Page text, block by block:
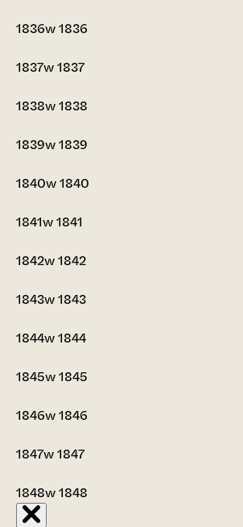
1836w1836
1837w1837
1838w1838
1839w1839
1840w1840
1841w1841
1842w1842
1843w1843
1844w1844
1845w1845
1846w1846
1847w1847
1848w1848